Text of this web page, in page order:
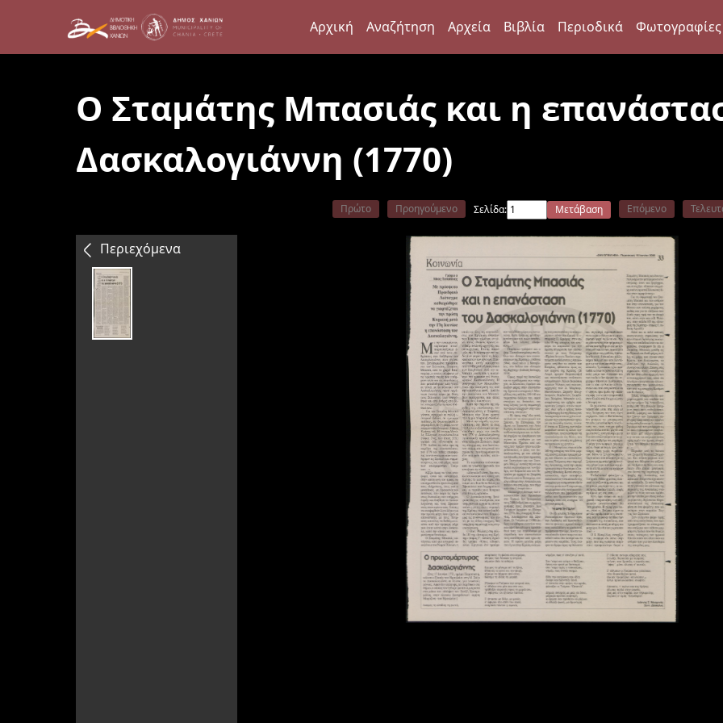
Αρχική Αναζήτηση Αρχεία Βιβλία Περιοδικά Φωτογραφίες
Ο Σταμάτης Μπασιάς και η
Δασκαλογιάννη (1770)
Περιεχόμενα
Πρώτο Προηγούμενο Σελίδα: Μετάβαση Επόμενο